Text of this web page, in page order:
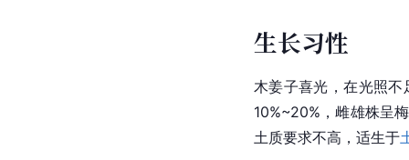
生长习性
木姜子喜光，在光照
10%~20%，雌雄株呈
土质要求不高，适生于